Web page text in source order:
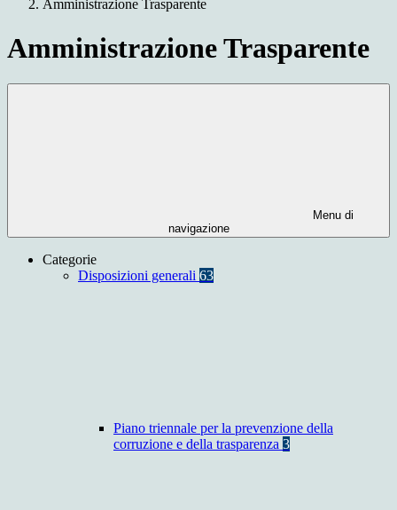
Amministrazione Trasparente
Amministrazione Trasparente
Menu di
navigazione
Categorie
Disposizioni generali 63
Piano triennale per la prevenzione della
corruzione e della trasparenza 3